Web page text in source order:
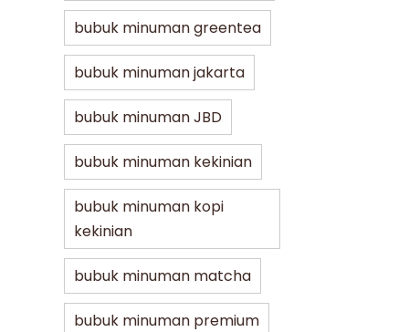
bubuk minuman greentea
bubuk minuman jakarta
bubuk minuman JBD
bubuk minuman kekinian
bubuk minuman kopi
kekinian
bubuk minuman matcha
bubuk minuman premium